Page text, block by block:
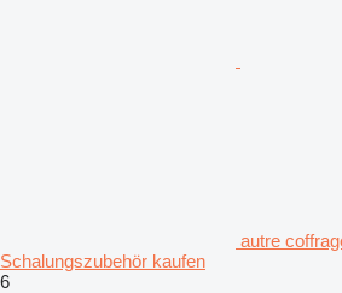
autre
Schalungszubehör kaufen
6